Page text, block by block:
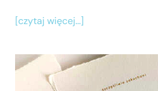
[czytaj więcej…]